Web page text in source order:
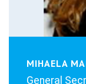
MIHAELA
General